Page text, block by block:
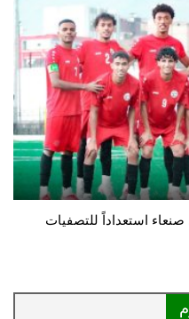
استعداداً للتصفيات